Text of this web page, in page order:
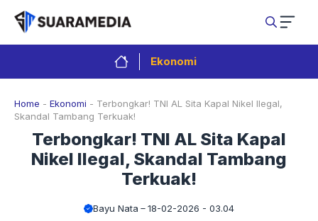
Langsung
isi
Ekonomi
Home - Ekonomi - Terbongkar! TNI AL Sita Kapal Nikel Ilegal,
Skandal Tambang Terkuak!
Terbongkar! TNI AL Sita Kapal
Nikel Ilegal, Skandal Tambang
Terkuak!
Bayu Nata 18-02-2026 - 03.04